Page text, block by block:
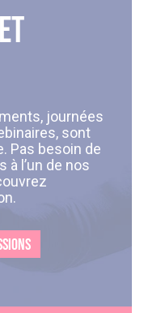
journées
sont
Pas besoin de
l’un de nos